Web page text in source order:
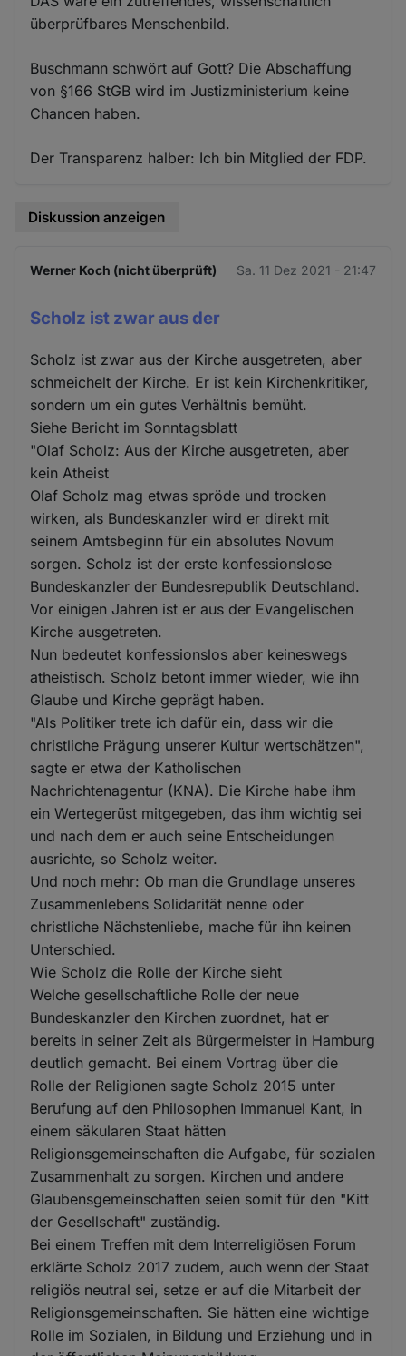
überprüfbares Menschenbild.
Buschmann schwört auf Gott? Die Abschaffung
von §166 StGB wird im Justizministerium keine
Chancen haben.
Der Transparenz halber: Ich bin Mitglied der FDP.
Diskussion anzeigen
Werner Koch (nicht überprüft) Sa. 11 Dez 2021 - 21:47
Scholz ist zwar aus der
Scholz ist zwar aus der Kirche ausgetreten, aber
schmeichelt der Kirche. Er ist kein Kirchenkritiker,
sondern um ein gutes Verhältnis bemüht.
Siehe Bericht im Sonntagsblatt
"Olaf Scholz: Aus der Kirche ausgetreten, aber
kein Atheist
Olaf Scholz mag etwas spröde und trocken
wirken, als Bundeskanzler wird er direkt mit
seinem Amtsbeginn für ein absolutes Novum
sorgen. Scholz ist der erste konfessionslose
Bundeskanzler der Bundesrepublik Deutschland.
Vor einigen Jahren ist er aus der Evangelischen
Kirche ausgetreten.
Nun bedeutet konfessionslos aber keineswegs
atheistisch. Scholz betont immer wieder, wie ihn
Glaube und Kirche geprägt haben.
"Als Politiker trete ich dafür ein, dass wir die
christliche Prägung unserer Kultur wertschätzen",
sagte er etwa der Katholischen
Nachrichtenagentur (KNA). Die Kirche habe ihm
ein Wertegerüst mitgegeben, das ihm wichtig sei
und nach dem er auch seine Entscheidungen
ausrichte, so Scholz weiter.
Und noch mehr: Ob man die Grundlage unseres
Zusammenlebens Solidarität nenne oder
christliche Nächstenliebe, mache für ihn keinen
Unterschied.
Wie Scholz die Rolle der Kirche sieht
Welche gesellschaftliche Rolle der neue
Bundeskanzler den Kirchen zuordnet, hat er
bereits in seiner Zeit als Bürgermeister in Hamburg
deutlich gemacht. Bei einem Vortrag über die
Rolle der Religionen sagte Scholz 2015 unter
Berufung auf den Philosophen Immanuel Kant, in
einem säkularen Staat hätten
Religionsgemeinschaften die Aufgabe, für sozialen
Zusammenhalt zu sorgen. Kirchen und andere
Glaubensgemeinschaften seien somit für den "Kitt
der Gesellschaft" zuständig.
Bei einem Treffen mit dem Interreligiösen Forum
erklärte Scholz 2017 zudem, auch wenn der Staat
religiös neutral sei, setze er auf die Mitarbeit der
Religionsgemeinschaften. Sie hätten eine wichtige
Rolle im Sozialen, in Bildung und Erziehung und in